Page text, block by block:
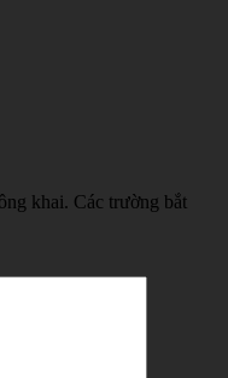
khai. Các trường bắt